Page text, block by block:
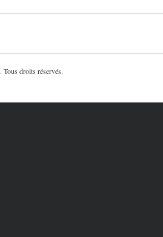
. Tous droits réservés.